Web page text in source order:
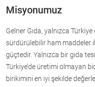
Misyonumuz
Gelner Gıda, yalnızca
sürdürülebilir ham maddeler
güçtedir. Yalnızca bir gıda
Türkiye’de üretimi olmayan
birikimini en iyi şekilde